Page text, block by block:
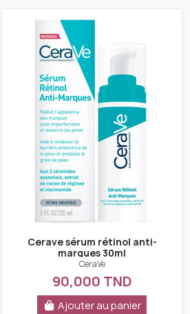
anti-imperfections 40mlCerave sérum
Cerave sérum rétinol anti-
marques 30ml
CeraVe
90,000 TND
Ajouter au panier